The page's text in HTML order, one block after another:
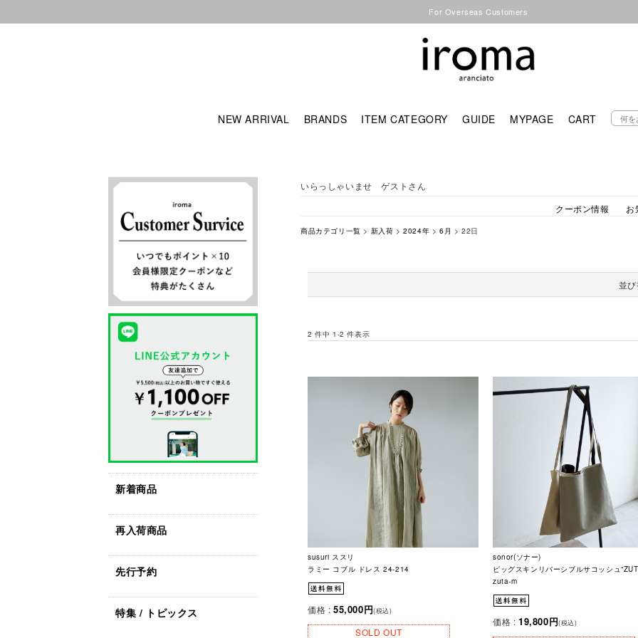
For Overseas Customers
NEW ARRIVAL BRANDS ITEM CATEGORY GUIDE MYPAGE CART
新着商品
再入荷商品
先行予約
特集 / トピックス
いらっしゃいませ ゲストさん
クーポン情報
お
商品カテゴリ一覧 > 新入荷 >2024年 >6月 > 22日
並
2 件中 1-2 件表示
susuri ススリ
ラミー コブル ドレス 24-214
価格 : 55,000円(税込)
SOLD OUT
sonor(ソナー)
ピッグスキンリバーシブルサコッシュ
zuta-m
価格 : 19,800円(税込)